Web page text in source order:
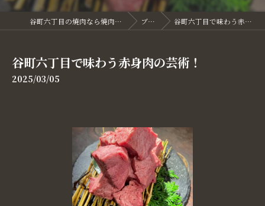
谷町六丁目の焼肉なら焼肉GUTS～離れ～ ブログ 谷町六丁目で味わう赤身肉の芸術！
谷町六丁目で味わう赤身肉の芸術！
2025/03/05